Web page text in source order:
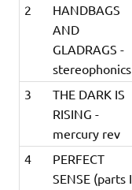
2
HANDBAGS
AND
GLADRAGS -
stereophonics
3
THE DARK IS
RISING -
mercury rev
4
PERFECT
SENSE (parts I